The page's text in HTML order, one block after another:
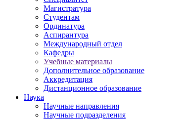
Магистратура
Студентам
Ординатура
Аспирантура
Международный отдел
Кафедры
Учебные материалы
Дополнительное образование
Аккредитация
Дистанционное образование
Наука
Научные направления
Научные подразделения